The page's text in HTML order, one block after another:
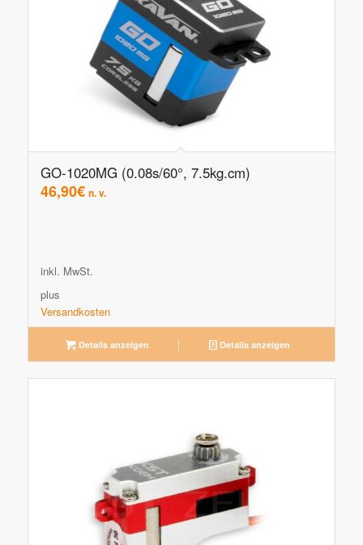
GO-1020MG (0.08s/60°, 7.5kg.cm)
46,90€ n. v.
inkl. MwSt.
plus
Versandkosten
Details anzeigen Details anzeigen